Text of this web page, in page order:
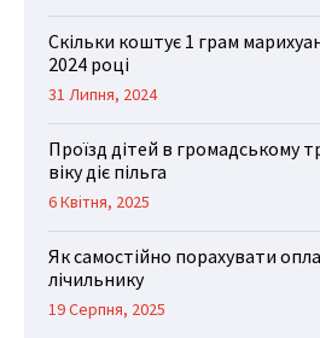
Скільки коштує 1 грам
2024 році
31 Липня, 2024
Проїзд дітей в громадському
віку діє пільга
6 Квітня, 2025
Як самостійно порахувати
лічильнику
19 Серпня, 2025